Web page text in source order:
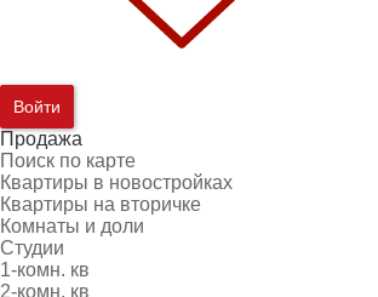
Войти
Продажа
Поиск по карте
Квартиры в новостройках
Квартиры на вторичке
Комнаты и доли
Студии
1-комн. кв
2-комн. кв